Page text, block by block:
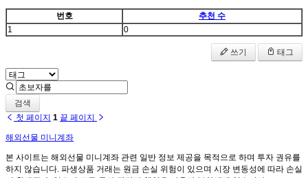
번호
추천 수
1
0
쓰기 태그
검색
첫 페이지 1 끝 페이지
해외선물 미니계좌
본 사이트는 해외선물 미니계좌 관련 일반 정보 제공을 목적으로 하며 투자 권유를
하지 않습니다. 파생상품 거래는 원금 손실 위험이 있으며 시장 변동성에 따라 손실